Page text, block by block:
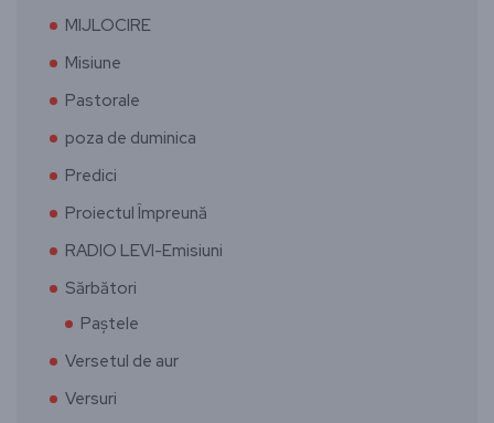
MIJLOCIRE
Misiune
Pastorale
poza de duminica
Predici
Proiectul Împreună
RADIO LEVI-Emisiuni
Sărbători
Paștele
Versetul de aur
Versuri